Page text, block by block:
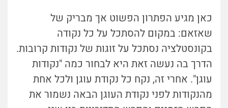
כאן מגיע הפתרון הפשוט אך מבריק של
שאזאם: במקום להסתכל על כל נקודה
בקונסטלציה נסתכל על זוגות של נקודות קרובות.
הדרך בה נעשה זאת היא לבחור כמה "נקודות
עוגן". אחרי זה, נקח כל נקודת עוגן ולכל אחת
מהנקודות לפני נקודת העוגן הבאה נשמור את